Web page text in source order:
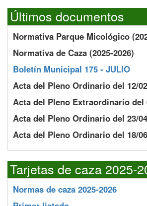
Últimos documentos
Normativa Parque Micológico
Normativa de Caza (2025-2026)
Boletín Municipal 175 - JULIO
Acta del Pleno Ordinario del 12/
Acta del Pleno Extraordinario del
Acta del Pleno Ordinario del 23/
Acta del Pleno Ordinario del 18/
Tarjetas de caza 2025-
Normas de caza 2025-2026